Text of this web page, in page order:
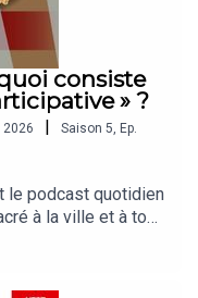
consiste
» ?
| Saison 5, Ep.
le podcast quotidien
à la ville et à tout
podcast raconté
les articles
de Metz.